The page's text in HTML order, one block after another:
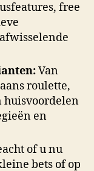
free
Van
roulette,
huisvoordelen
en
of u nu
bets of op